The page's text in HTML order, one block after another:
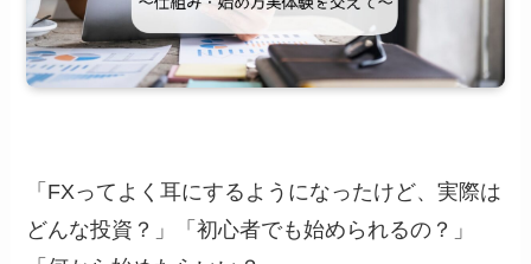
「FXってよく耳にするようになったけど、実際は
どんな投資？」「初心者でも始められるの？」